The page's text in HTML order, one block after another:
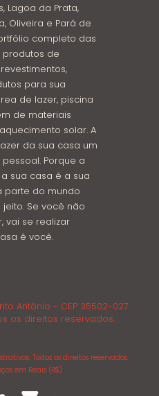
Lagoa da Prata,
Oliveira e Pará de
completo das
de
para sua
de lazer, piscina
de materiais
solar. A
da sua casa um
Porque a
sua casa é a sua
parte do mundo
Se você não
vai se realizar
é você.
Antônio - CEP 35502-027
os direitos reservados.
Todos os direitos reservados.
em Reais (R$)